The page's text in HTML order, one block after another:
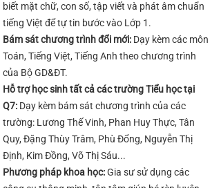
biết mặt chữ, con số, tập viết và phát âm chuẩn
tiếng Việt để tự tin bước vào Lớp 1.
Bám sát chương trình đổi mới: Dạy kèm các môn
Toán, Tiếng Việt, Tiếng Anh theo chương trình
của Bộ GD&ĐT.
Hỗ trợ học sinh tất cả các trường Tiểu học tại
Q7: Dạy kèm bám sát chương trình của các
trường: Lương Thế Vinh, Phan Huy Thực, Tân
Quy, Đặng Thùy Trâm, Phù Đổng, Nguyễn Thị
Định, Kim Đồng, Võ Thị Sáu...
Phương pháp khoa học:Gia sư sử dụng các